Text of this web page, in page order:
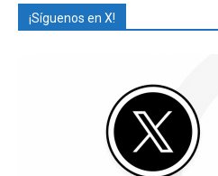
¡Síguenos en X!